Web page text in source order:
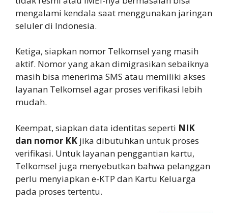
mengalami kendala saat menggunakan jaringan
seluler di Indonesia.
Ketiga, siapkan nomor Telkomsel yang masih
aktif. Nomor yang akan dimigrasikan sebaiknya
masih bisa menerima SMS atau memiliki akses
layanan Telkomsel agar proses verifikasi lebih
mudah.
Keempat, siapkan data identitas seperti NIK
dan nomor KK jika dibutuhkan untuk proses
verifikasi. Untuk layanan penggantian kartu,
Telkomsel juga menyebutkan bahwa pelanggan
perlu menyiapkan e-KTP dan Kartu Keluarga
pada proses tertentu.